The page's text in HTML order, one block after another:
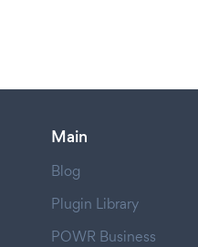
Main
Blog
Plugin Library
POWR Business